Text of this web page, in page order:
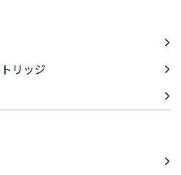
リッジ